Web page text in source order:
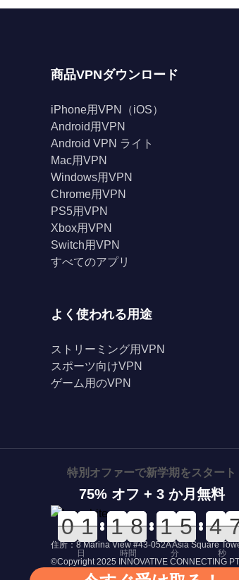
商品VPNダウンロード
iPhone用VPN（iOS）
Android用VPN
Android VPN ライト
Mac用VPN
Windows用VPN
Chrome用VPN
PS5用VPN
Xbox用VPN
Switch用VPN
すべてのアプリ
よく使われる用途
ストリーミング用VPN
スポーツ向けVPN
ゲーム用のVPN
住所：8 Marina View #43-052A Asia Square
©Copyright 2025 INNOVATIVE CONNECTING
特別オファーで新学期をスタート
75% オフ + 3 か月無料
0
0
0
0 0
0
1
1 0
0
1
1 0
0
8
8 0
0
1
1 0
0
5
5 5
5
4
4
日 時間 分 秒